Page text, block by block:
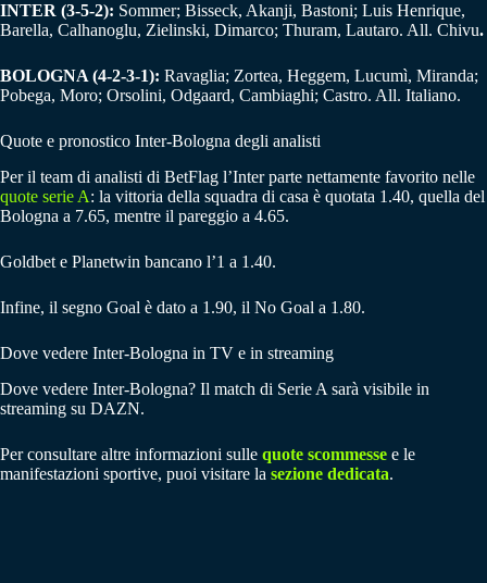
INTER (3-5-2): Sommer; Bisseck, Akanji, Bastoni; Luis Henrique,
Barella, Calhanoglu, Zielinski, Dimarco; Thuram, Lautaro. All. Chivu.
BOLOGNA (4-2-3-1): Ravaglia; Zortea, Heggem, Lucumì, Miranda;
Pobega, Moro; Orsolini, Odgaard, Cambiaghi; Castro. All. Italiano.
Quote e pronostico Inter-Bologna degli analisti
Per il team di analisti di BetFlag l’Inter parte nettamente favorito nelle
quote serie A: la vittoria della squadra di casa è quotata 1.40, quella del
Bologna a 7.65, mentre il pareggio a 4.65.
Goldbet e Planetwin bancano l’1 a 1.40.
Infine, il segno Goal è dato a 1.90, il No Goal a 1.80.
Dove vedere Inter-Bologna in TV e in streaming
Dove vedere Inter-Bologna? Il match di Serie A sarà visibile in
streaming su DAZN.
Per consultare altre informazioni sulle quote scommesse e le
manifestazioni sportive, puoi visitare la sezione dedicata.